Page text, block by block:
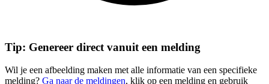
Tip: Genereer direct vanuit een melding
Wil je een afbeelding maken met alle informatie van een specifieke
melding? Ga naar de meldingen, klik op een melding en gebruik